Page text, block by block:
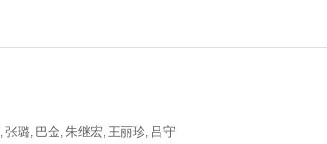
, 张璐, 巴金, 朱继宏, 王丽珍, 吕守